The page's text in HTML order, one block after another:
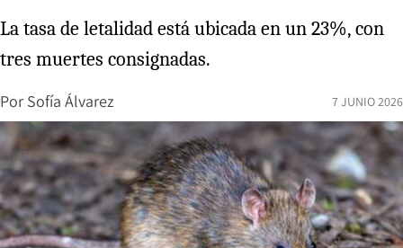
La tasa de letalidad está ubicada en un 23%, con
tres muertes consignadas.
Por Sofía Álvarez 7 JUNIO 2026